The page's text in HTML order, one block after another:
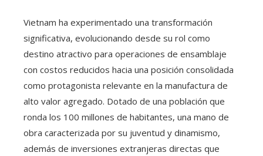
Vietnam ha experimentado una transformación
significativa, evolucionando desde su rol como
destino atractivo para operaciones de ensamblaje
con costos reducidos hacia una posición consolidada
como protagonista relevante en la manufactura de
alto valor agregado. Dotado de una población que
ronda los 100 millones de habitantes, una mano de
obra caracterizada por su juventud y dinamismo,
además de inversiones extranjeras directas que